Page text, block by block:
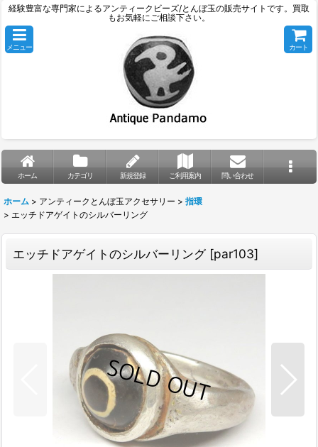
経験豊富な専門家によるアンティークビーズ/とんぼ玉の販売サイトです。買取
もお気軽にご相談下さい。
メニュー カート
ホーム カテゴリ 新規登録 ご利用案内 問い合わせ
ホーム > アンティークとんぼ玉アクセサリー > 指環
> エッチドアゲイトのシルバーリング
エッチドアゲイトのシルバーリング [par103]